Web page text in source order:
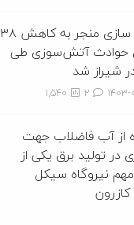
فرهنگ سازی منجر به کاهش ۳۸
حوادث آتش‌سوزی طی
شیراز شد
۲۷ 1,540
از آب فاضلاب جهت
در تولید برق یکی از
نیروگاه سیکل